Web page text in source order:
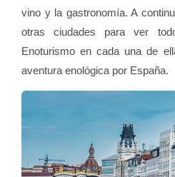
vino y la gastronomía. A
otras ciudades para ver
Enoturismo en cada una de
aventura enológica por España.